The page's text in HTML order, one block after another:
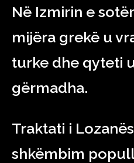
Në Izmirin e
mijëra grekë u
turke dhe qyteti
gërmadha.
Traktati i
shkëmbim